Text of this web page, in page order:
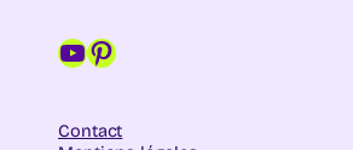
YouTube
Pinterest
Contact